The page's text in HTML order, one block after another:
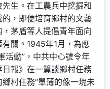
生。在工農兵中挖掘和
，即便培育鄉村的文藝
茅盾等人提倡青年面向
關。1945年1月，為應
活動”，中共中心號令年
報》在一篇談鄉村任務
村任務“單薄的像一塊未